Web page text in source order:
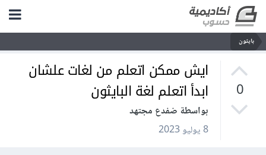
بايثون
0
ايش ممكن اتعلم من لغات علشان
ابدأ اتعلم لغة البايثون
بواسطة ضفدع مجتهد
8 يوليو 2023